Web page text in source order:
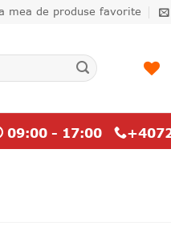
mea de produse favorite
09:00 - 17:00